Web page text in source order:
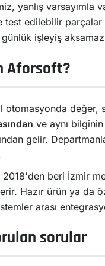
yanlış varsayımla
test edilebilir parçalar
günlük işleyiş
Aforsoft?
otomasyonda değer,
ve aynı
gelir.
2018'den beri İzmir
Hazır ürün ya da
arası
sorular